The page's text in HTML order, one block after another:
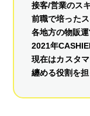
接客/営業のス
前職で培った
各地方の物販運
2021年
現在はカスタ
纏める役割を担